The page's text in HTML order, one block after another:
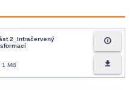
2_Infračervený
1 MB
info_outline
file_download